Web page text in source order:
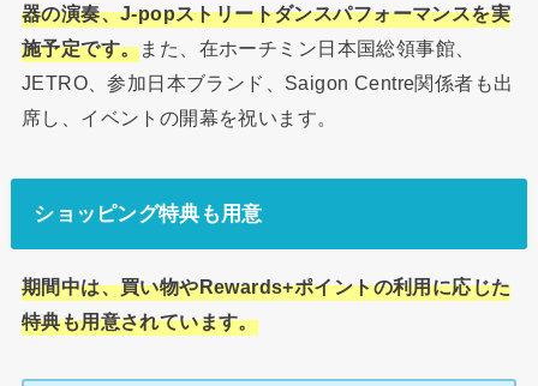
器の演奏、J-popストリートダンスパフォーマンスを実
施予定です。また、在ホーチミン日本国総領事館、
JETRO、参加日本ブランド、Saigon Centre関係者も出
席し、イベントの開幕を祝います。
ショッピング特典も用意
期間中は、買い物やRewards+ポイントの利用に応じた
特典も用意されています。